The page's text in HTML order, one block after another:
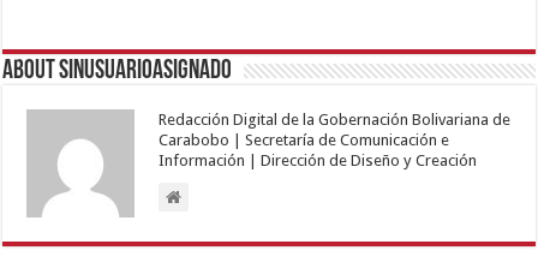
About sinusuarioasignado
Redacción Digital de la Gobernación Bolivariana de
Carabobo | Secretaría de Comunicación e
Información | Dirección de Diseño y Creación